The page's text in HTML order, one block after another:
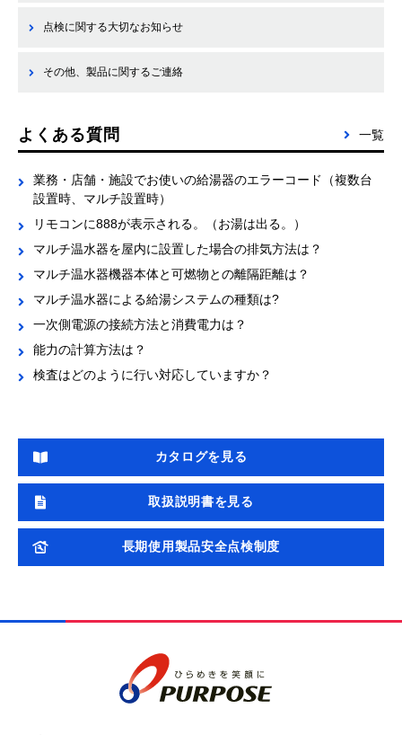
点検に関する大切なお知らせ
その他、製品に関するご連絡
よくある質問
業務・店舗・施設でお使いの給湯器のエラーコード（複数台
設置時、マルチ設置時）
リモコンに888が表示される。（お湯は出る。）
マルチ温水器を屋内に設置した場合の排気方法は？
マルチ温水器機器本体と可燃物との離隔距離は？
マルチ温水器による給湯システムの種類は?
一次側電源の接続方法と消費電力は？
能力の計算方法は？
検査はどのように行い対応していますか？
一覧
カタログを見る
取扱説明書を見る
長期使用製品安全点検制度